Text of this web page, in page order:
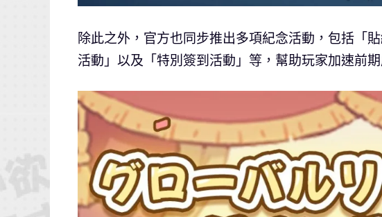
除此之外，官方也同步推出多項紀念活動，包括「
活動」以及「特別簽到活動」等，幫助玩家加速前